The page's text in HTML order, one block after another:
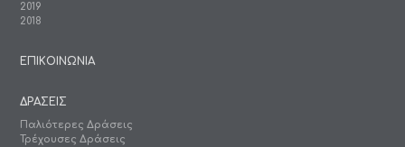
2019
2018
ΕΠΙΚΟΙΝΩΝΙΑ
ΔΡΑΣΕΙΣ
Παλιότερες Δράσεις
Τρέχουσες Δράσεις